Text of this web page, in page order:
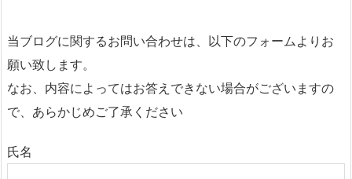
当ブログに関するお問い合わせは、以下のフォームよりお
願い致します。
なお、内容によってはお答えできない場合がございますの
で、あらかじめご了承ください
氏名